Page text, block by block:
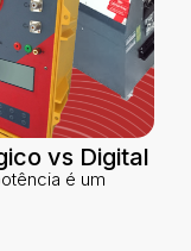
vs Digital
é um